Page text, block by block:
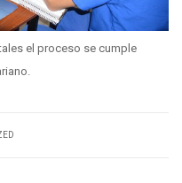
el proceso se cumple